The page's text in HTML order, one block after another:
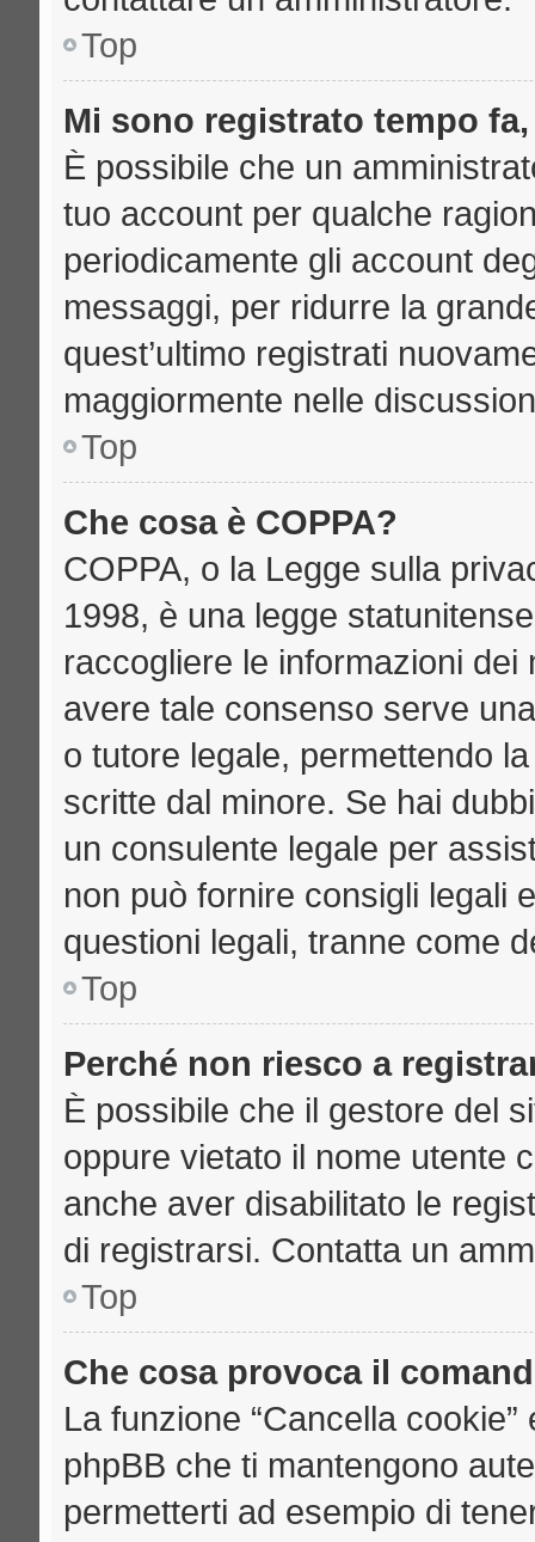
Top
Mi sono registrato tempo
È possibile che un
tuo account per qualche
periodicamente gli account
messaggi, per ridurre la
quest’ultimo registrati
maggiormente nelle
Top
Che cosa è COPPA?
COPPA, o la Legge sulla
1998, è una legge
raccogliere le informazioni
avere tale consenso serve
o tutore legale, permettendo
scritte dal minore. Se hai
un consulente legale per
non può fornire consigli legali
questioni legali, tranne come
Top
Perché non riesco a
È possibile che il gestore del
oppure vietato il nome utente
anche aver disabilitato le
di registrarsi. Contatta un
Top
Che cosa provoca il
La funzione “Cancella
phpBB che ti mantengono
permetterti ad esempio di